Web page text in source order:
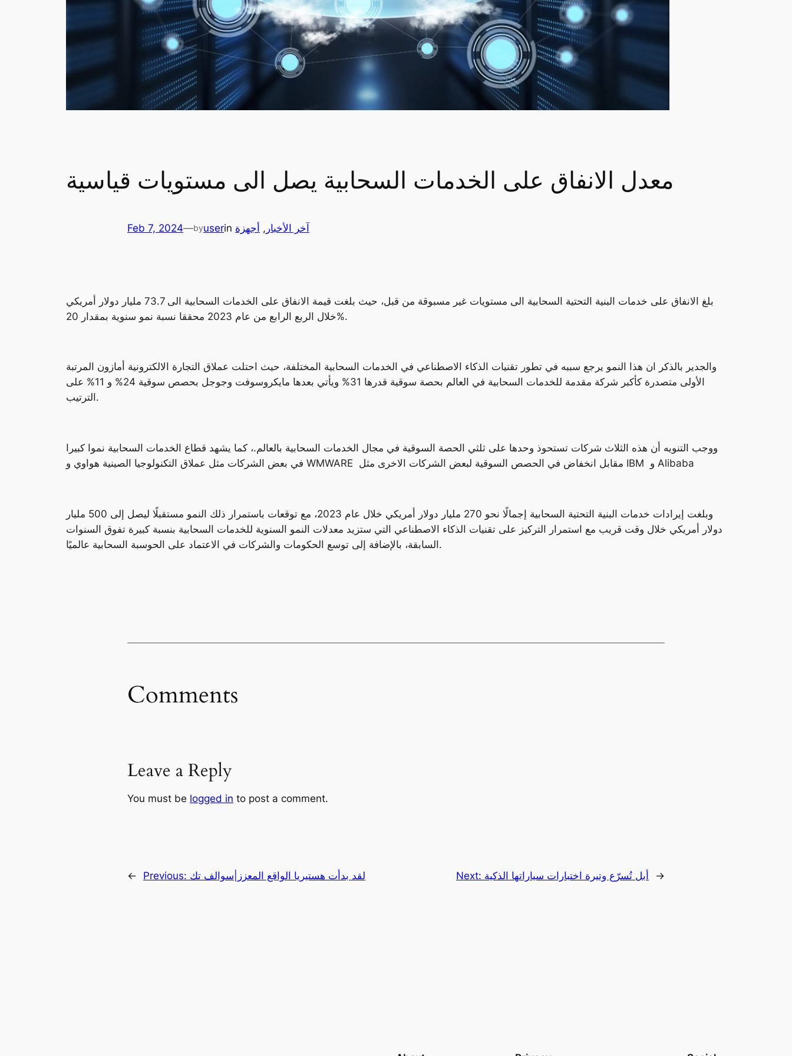
معدل الانفاق على الخدمات السحابية يصل الى مستويات قياسية
Feb 7, 2024—byuserin آخر الأخبار , أجهزة
بلغ الانفاق على خدمات البنية التحتية السحابية الى مستويات غير مسبوقة من قبل، حيث بلغت قيمة الانفاق على الخدمات السحابية الى 73.7 مليار دولار أمريكي
خلال الربع الرابع من عام 2023 محققا نسبة نمو سنوية بمقدار 20%.
والجدير بالذكر ان هذا النمو يرجع سببه في تطور تقنيات الذكاء الاصطناعي في الخدمات السحابية المختلفة، حيث احتلت عملاق التجارة الالكترونية أمازون المرتبة
الأولى متصدرة كأكبر شركة مقدمة للخدمات السحابية في العالم بحصة سوقية قدرها 31% ويأتي بعدها مايكروسوفت وجوجل بحصص سوقية 24% و 11% على
الترتيب.
ووجب التنويه أن هذه الثلاث شركات تستحوذ وحدها على ثلثي الحصة السوقية في مجال الخدمات السحابية بالعالم.، كما يشهد قطاع الخدمات السحابية نموا كبيرا
في بعض الشركات مثل عملاق التكنولوجيا الصينية هواوي و WMWARE مقابل انخفاض في الحصص السوقية لبعض الشركات الاخرى مثل IBM و Alibaba
وبلغت إيرادات خدمات البنية التحتية السحابية إجمالًا نحو 270 مليار دولار أمريكي خلال عام 2023، مع توقعات باستمرار ذلك النمو مستقبلًا ليصل إلى 500 مليار
دولار أمريكي خلال وقت قريب مع استمرار التركيز على تقنيات الذكاء الاصطناعي التي ستزيد معدلات النمو السنوية للخدمات السحابية بنسبة كبيرة تفوق السنوات
السابقة، بالإضافة إلى توسع الحكومات والشركات في الاعتماد على الحوسبة السحابية عالميًا.
Comments
Leave a Reply
You must be logged in to post a comment.
← Previous: لقد بدأت هستيريا الواقع المعزز|سوالف تك Next: أبل تُسرّع وتيرة اختبارات سياراتها الذكية →